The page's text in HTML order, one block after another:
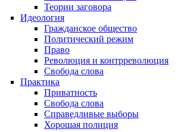
Теории заговора
Идеология
Гражданское общество
Политический режим
Право
Революция и контрреволюция
Свобода слова
Практика
Приватность
Свобода слова
Справедливые выборы
Хорошая полиция